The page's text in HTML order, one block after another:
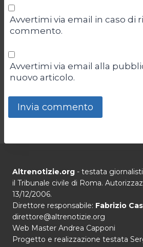
Avvertimi via email in caso di
commento.
Avvertimi via email alla
nuovo articolo.
Altrenotizie.org - testata
il Tribunale civile di Roma.
13/12/2006.
Direttore responsabile: Fabrizio
direttore@altrenotizie.org
Web Master Andrea Capponi
Progetto e realizzazione testata